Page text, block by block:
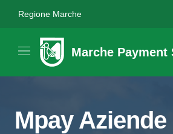
Regione Marche
Marche Payment
Mpay Aziende